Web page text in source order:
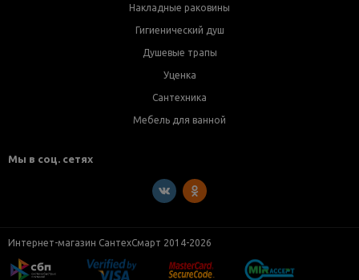
Накладные раковины
Гигиенический душ
Душевые трапы
Уценка
Сантехника
Мебель для ванной
Мы в соц. сетях
Интернет-магазин СантехСмарт 2014-2026